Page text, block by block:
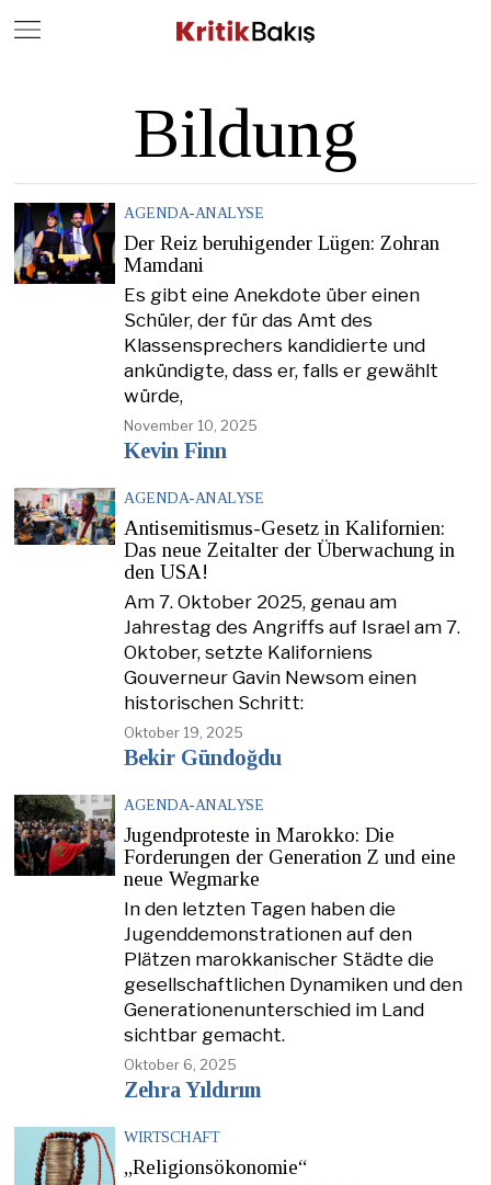
Bildung
AGENDA-ANALYSE
Der Reiz beruhigender Lügen: Zohran
Mamdani
Es gibt eine Anekdote über einen
Schüler, der für das Amt des
Klassensprechers kandidierte und
ankündigte, dass er, falls er gewählt
würde,
November 10, 2025
Kevin Finn
AGENDA-ANALYSE
Antisemitismus-Gesetz in Kalifornien:
Das neue Zeitalter der Überwachung in
den USA!
Am 7. Oktober 2025, genau am
Jahrestag des Angriffs auf Israel am 7.
Oktober, setzte Kaliforniens
Gouverneur Gavin Newsom einen
historischen Schritt:
Oktober 19, 2025
Bekir Gündoğdu
AGENDA-ANALYSE
Jugendproteste in Marokko: Die
Forderungen der Generation Z und eine
neue Wegmarke
In den letzten Tagen haben die
Jugenddemonstrationen auf den
Plätzen marokkanischer Städte die
gesellschaftlichen Dynamiken und den
Generationenunterschied im Land
sichtbar gemacht.
Oktober 6, 2025
Zehra Yıldırım
WIRTSCHAFT
„Religionsökonomie“